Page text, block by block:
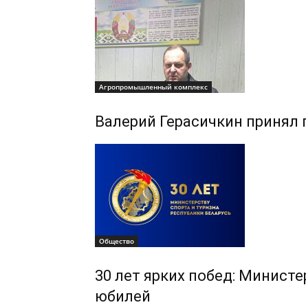
Агропромышленный комплекс
Валерий Герасичкин
Общество
30 лет ярких побед:
юбилей